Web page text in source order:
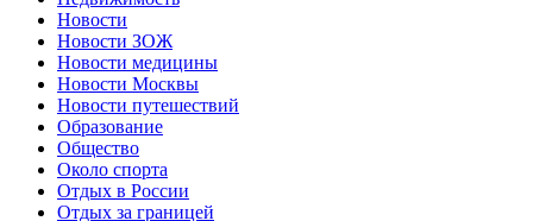
Новости
Новости ЗОЖ
Новости медицины
Новости Москвы
Новости путешествий
Образование
Общество
Около спорта
Отдых в России
Отдых за границей